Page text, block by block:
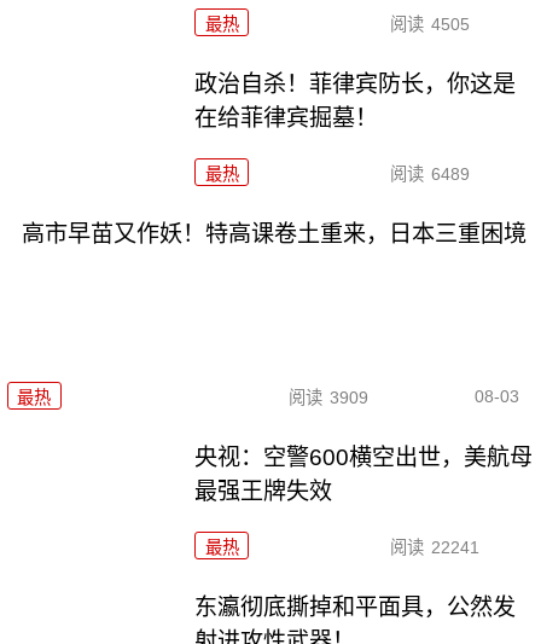
最热 阅读 4505
政治自杀！菲律宾防长，你这是
在给菲律宾掘墓！
最热 阅读 6489
高市早苗又作妖！特高课卷土重来，日本三重困境
最热 阅读 3909 08-03
央视：空警600横空出世，美航母
最强王牌失效
最热 阅读 22241
东瀛彻底撕掉和平面具，公然发